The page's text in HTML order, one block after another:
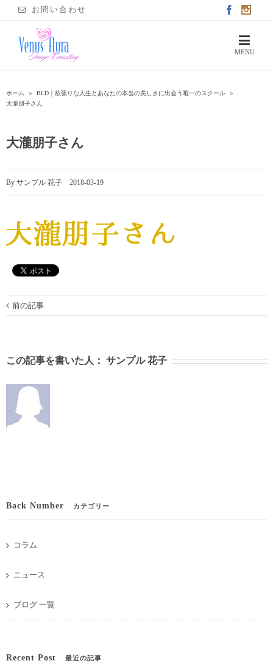
お問い合わせ
ホーム ＞ BLD｜欲張りな人生とあなたの本当の美しさに出会う唯一のスクール
＞
大瀧朋子さん
大瀧朋子さん
By サンプル 花子 2018-03-19
前の記事
この記事を書いた人： サンプル 花子
Back Number カテゴリー
コラム
ニュース
ブログ 一覧
Recent Post 最近の記事